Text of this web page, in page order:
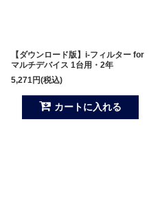
【ダウンロード版】i-フィルター for
マルチデバイス 1台用・2年
5,271円(税込)
カートに入れる